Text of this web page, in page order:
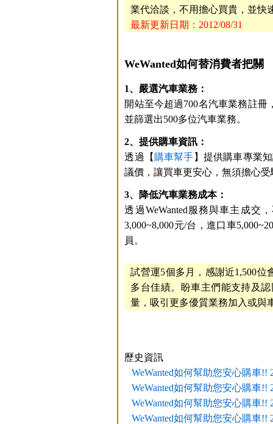
業代洽談，不用擔心買貴，並快
最新更新日期：2012/08/31
WeWanted如何替消費者把關
1、嚴選汽車業務：
開站至今超過700名汽車業務註
並篩選出500多位汽車業務。
2、提供購車資訊：
透過【 購車幫手 】提供購車專業
議價，讓買車更安心，無須擔心受
3、降低汽車業務成本：
透過WeWanted服務與車主成交
3,000~8,000元/台，進口車
員。
試營運5個多月，感謝近1,500位
多台佳績。盼車主們能支持及
量，吸引更多優質業務加入或與
歷史資訊
WeWanted如何幫助您安心購車!!
WeWanted如何幫助您安心購車!!
WeWanted如何幫助您安心購車!!
WeWanted如何幫助您安心購車!!